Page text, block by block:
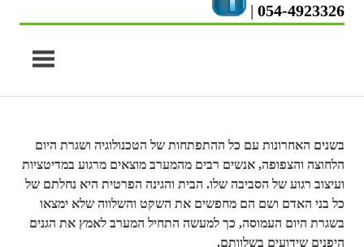
054-4923326
|
בשנים האחרונות עם כל ההתפתחות של הטכנולוגיה ושגרת היום
הלחוצה והצפופה, אנשים רבים מהמערב מוצאים מרגוע במדיטציות
ועיצוב רגוע של הסביבה שלו. הבית והגינה הפרטית היא נחלתם של
כל בני האדם ושם הם מחפשים את השקט והשלווה שלא ימצאו
בשגרת היום העמוסה, כך למעשה התחיל המערב לאמץ את הגנים
היפנים שידועים בשלוותם.